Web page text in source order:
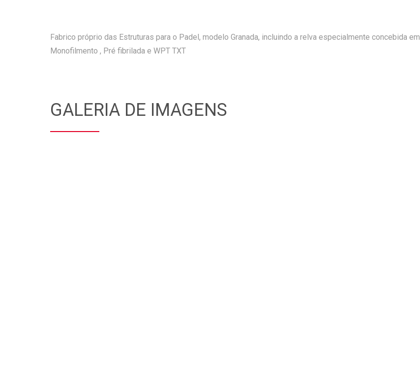
Fabrico próprio das Estruturas para o Padel, modelo Granada, incluindo a relva especialmente concebida em
Monofilmento , Pré fibrilada e WPT TXT
GALERIA DE IMAGENS